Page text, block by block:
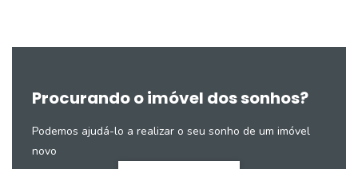
Procurando o imóvel dos sonhos?
Podemos ajudá-lo a realizar o seu sonho de um imóvel
novo